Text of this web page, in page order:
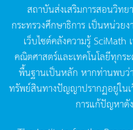
สถาบันส่งเสริมการสอนวิทย
กระทรวงศึกษาธิการ เป็นหน่วยง
เว็บไซต์คลังความรู้SciMath
คณิตศาสตร์และเทคโนโลยีทุกร
พื้นฐานเป็นหลัก หากท่านพบว่
ทรัพย์สินทางปัญญาปรากฏอยู่ในเ
การแก้ปัญหาดั